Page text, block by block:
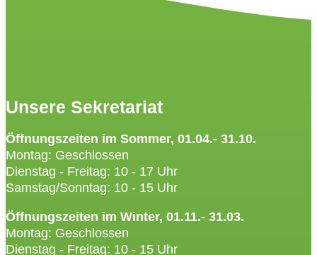
Unsere Sekretariat
Öffnungszeiten im Sommer, 01.04.- 31.10.
Montag: Geschlossen
Dienstag - Freitag: 10 - 17 Uhr
Samstag/Sonntag: 10 - 15 Uhr
Öffnungszeiten im Winter, 01.11.- 31.03.
Montag: Geschlossen
Dienstag - Freitag: 10 - 15 Uhr